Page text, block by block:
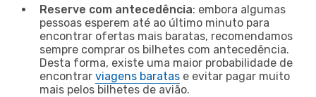
Reserve com antecedência: embora algumas
pessoas esperem até ao último minuto para
encontrar ofertas mais baratas, recomendamos
sempre comprar os bilhetes com antecedência.
Desta forma, existe uma maior probabilidade de
encontrar viagens baratas e evitar pagar muito
mais pelos bilhetes de avião.